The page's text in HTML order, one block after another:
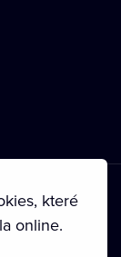
které
online.